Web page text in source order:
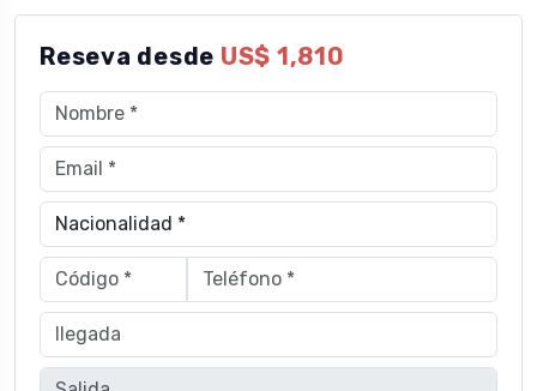
Reseva desde US$ 1,810